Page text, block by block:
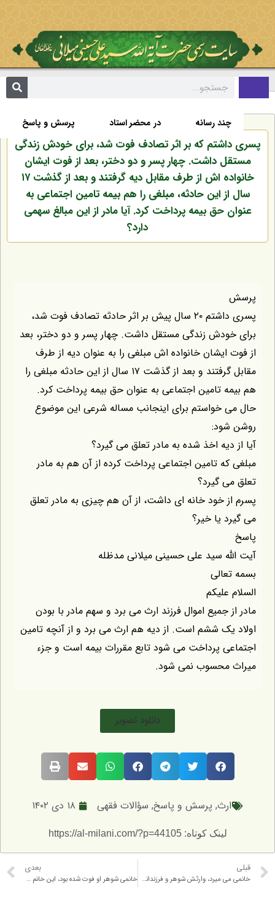
صفحه نخست تألیفات
پرسش و پاسخ در محضر استاد چند رسانه
پسری داشتم که بر اثر تصادف فوت شد، برای خودش زندگی
مستقل داشت. چهار پسر و دو دختر، بعد از فوت ایشان
خانواده اش از طرف مقابل دیه گرفتند و بعد از گذشت ۱۷
سال از این حادثه، مبلغی را هم بیمه تامین اجتماعی به
عنوان حق بیمه پرداخت کرد. آیا مادر از این مبالغ سهمی
دارد؟
پرسش
پسری داشتم ۲۰ سال پیش بر اثر حادثه تصادف فوت شد،
برای خودش زندگی مستقل داشت. چهار پسر و دو دختر، بعد
از فوت ایشان خانواده اش مبلغی را به عنوان دیه از طرف
مقابل گرفتند و بعد از گذشت ۱۷ سال از این حادثه مبلغی را
هم بیمه تامین اجتماعی به عنوان حق بیمه پرداخت کرد.
حال می خواستم برای اینجانب مساله شرعی این موضوع
روشن شود:
آیا از دیه اخذ شده به مادر تعلق می گیرد؟
مبلغی که تامین اجتماعی پرداخت کرده از آن هم به مادر
تعلق می گیرد؟
پسرم از خود خانه ای داشت، از آن هم چیزی به مادر تعلق
می گیرد یا خیر؟
پاسخ
آیت الله سید علی حسینی میلانی مدظله
بسمه تعالی
السلام علیکم
مادر از جمیع اموال فرزند ارث می برد و سهم مادر با بودن
اولاد یک ششم است. از دیه هم ارث می برد و از آنچه تامین
اجتماعی پرداخت می شود تابع مقررات بیمه است و جزء
میراث محسوب نمی شود.
دانلود تصویر
ارث, پرسش و پاسخ, سؤالات فقهی ۱۸ دی ۱۴۰۲
لینک کوتاه: https://al-milani.com/?p=44105
قبلی
خانمی می میرد، وارثش شوهر و فرزندانش و پدر و مادرش می باشند؛ آیا همه اینها ارث می برند؟ و چقدر سهم الارثشان می باشد؟ و اگر این زن، فرزند نداشته باشد، فقط ورثه اش شوهرش و پدر و مادرش می باشند؟ در این فرض سهم الارث چطور تقسیم می شود؟…
بعدی
خانمی شوهر او فوت شده بود، این خانم سه پسر داشت. پسر اولی که مجرد بوده پیش از مادرش فوت می کند، دارایی او به چه کسی تعلق می گیرد؟ بعد از چند سال از فوت پسر اول، این خانم هم فوت می کند، حال دارایی این خانم به چه کسی تعلق می گیرد؟…